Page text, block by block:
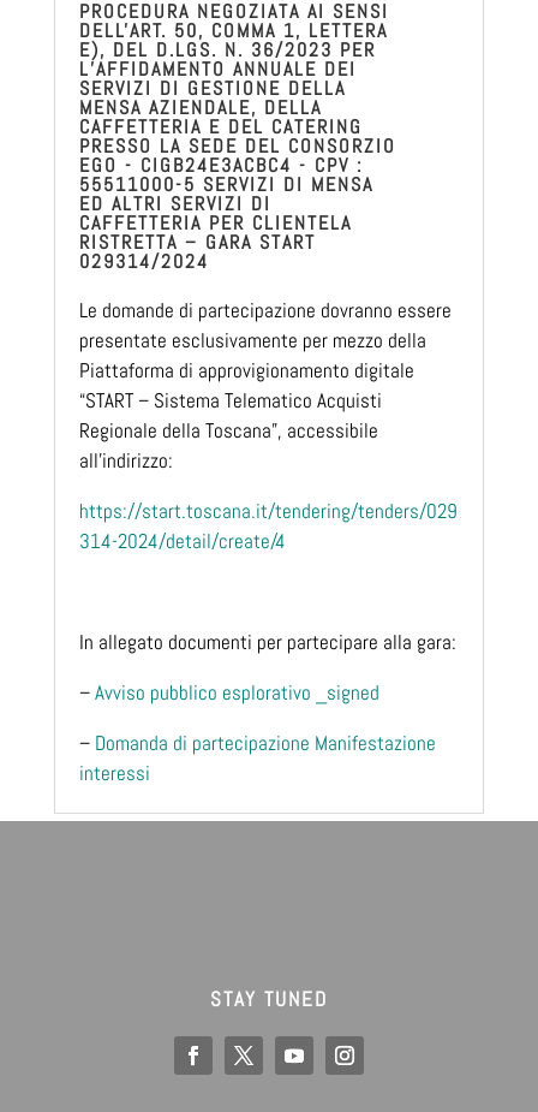
PROCEDURA NEGOZIATA AI SENSI
DELL'ART. 50, COMMA 1, LETTERA
E), DEL D.LGS. N. 36/2023 PER
L’AFFIDAMENTO ANNUALE DEI
SERVIZI DI GESTIONE DELLA
MENSA AZIENDALE, DELLA
CAFFETTERIA E DEL CATERING
PRESSO LA SEDE DEL CONSORZIO
EGO - CIGB24E3ACBC4 - CPV :
55511000-5 SERVIZI DI MENSA
ED ALTRI SERVIZI DI
CAFFETTERIA PER CLIENTELA
RISTRETTA – GARA START
029314/2024
Le domande di partecipazione dovranno essere
presentate esclusivamente per mezzo della
Piattaforma di approvigionamento digitale
“START – Sistema Telematico Acquisti
Regionale della Toscana”, accessibile
all’indirizzo:
https://start.toscana.it/tendering/tenders/029
314-2024/detail/create/4
In allegato documenti per partecipare alla gara:
–Avviso pubblico esplorativo _signed
– Domanda di partecipazione Manifestazione
interessi
STAY TUNED